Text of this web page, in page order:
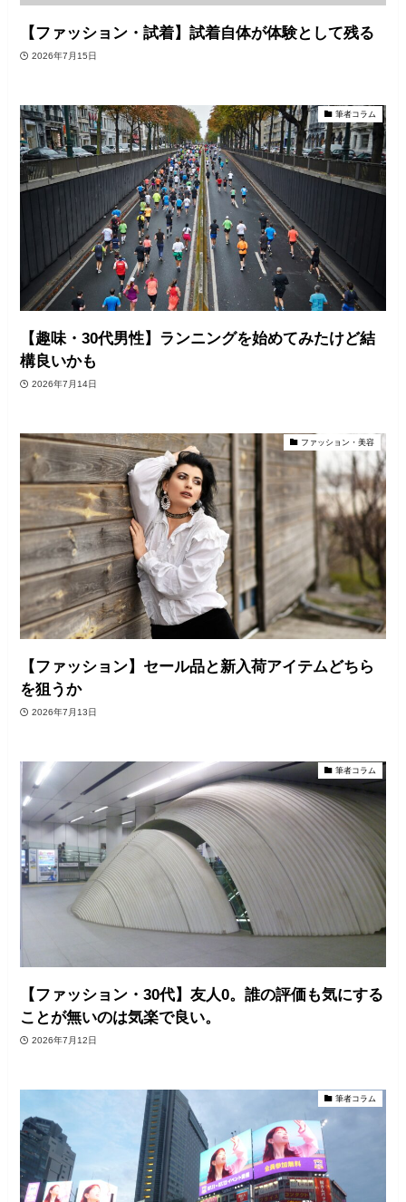
【ファッション・試着】試着自体が体験として残る
2026年7月15日
筆者コラム
【趣味・30代男性】ランニングを始めてみたけど結
構良いかも
2026年7月14日
ファッション・美容
【ファッション】セール品と新入荷アイテムどちら
を狙うか
2026年7月13日
筆者コラム
【ファッション・30代】友人0。誰の評価も気にする
ことが無いのは気楽で良い。
2026年7月12日
筆者コラム